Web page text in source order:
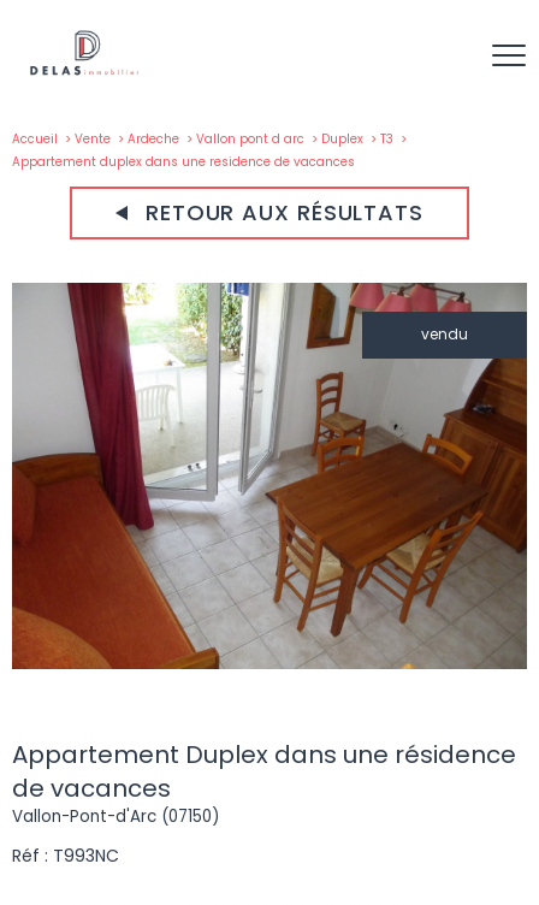
Accueil Vente Ardeche Vallon pont d arc Duplex
T3
Appartement duplex dans une residence de vacances
RETOUR AUX RÉSULTATS
vendu
Appartement Duplex dans une résidence
de vacances
Vallon-Pont-d'Arc (07150)
Réf : T993NC